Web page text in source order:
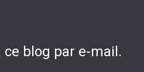
blog par e-mail.